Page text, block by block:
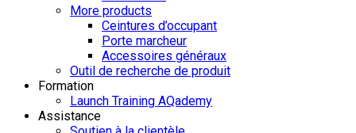
More products
Ceintures d’occupant
Porte marcheur
Accessoires généraux
Outil de recherche de produit
Formation
Launch Training AQademy
Assistance